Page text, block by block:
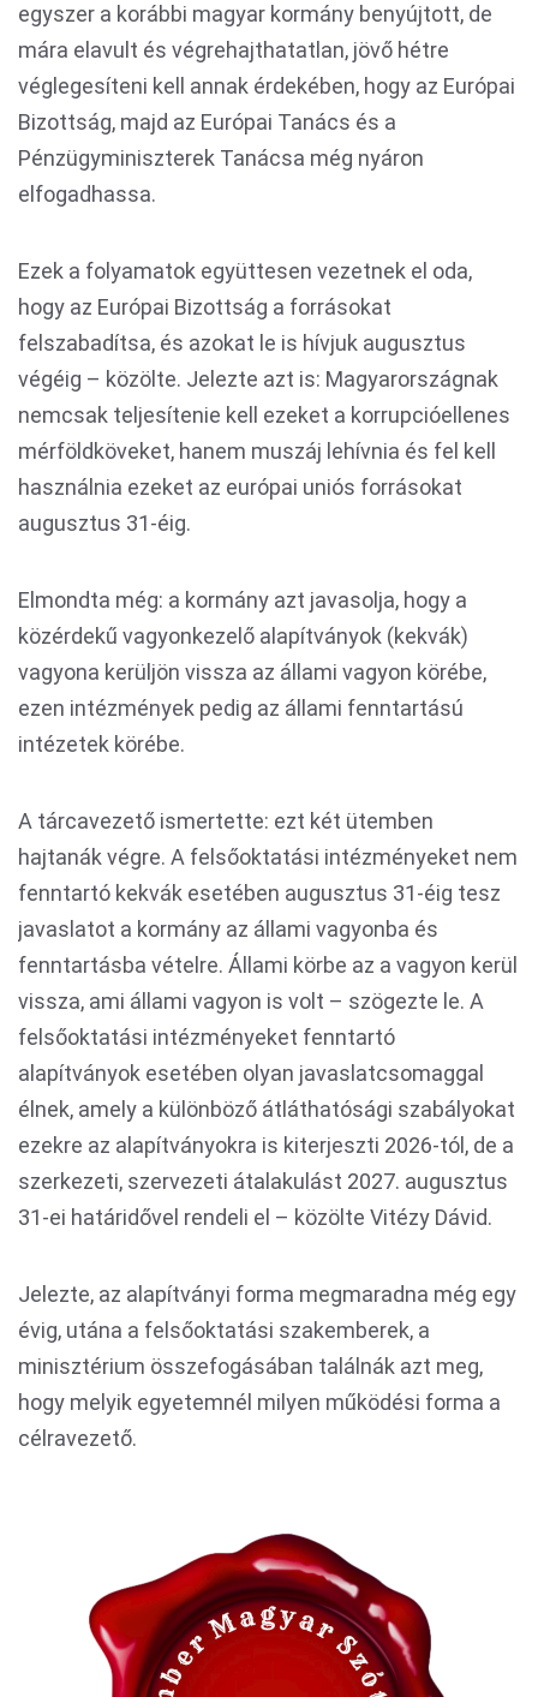
egyszer a korábbi magyar kormány benyújtott, de
mára elavult és végrehajthatatlan, jövő hétre
véglegesíteni kell annak érdekében, hogy az Európai
Bizottság, majd az Európai Tanács és a
Pénzügyminiszterek Tanácsa még nyáron
elfogadhassa.
Ezek a folyamatok együttesen vezetnek el oda,
hogy az Európai Bizottság a forrásokat
felszabadítsa, és azokat le is hívjuk augusztus
végéig – közölte. Jelezte azt is: Magyarországnak
nemcsak teljesítenie kell ezeket a korrupcióellenes
mérföldköveket, hanem muszáj lehívnia és fel kell
használnia ezeket az európai uniós forrásokat
augusztus 31-éig.
Elmondta még: a kormány azt javasolja, hogy a
közérdekű vagyonkezelő alapítványok (kekvák)
vagyona kerüljön vissza az állami vagyon körébe,
ezen intézmények pedig az állami fenntartású
intézetek körébe.
A tárcavezető ismertette: ezt két ütemben
hajtanák végre. A felsőoktatási intézményeket nem
fenntartó kekvák esetében augusztus 31-éig tesz
javaslatot a kormány az állami vagyonba és
fenntartásba vételre. Állami körbe az a vagyon kerül
vissza, ami állami vagyon is volt – szögezte le. A
felsőoktatási intézményeket fenntartó
alapítványok esetében olyan javaslatcsomaggal
élnek, amely a különböző átláthatósági szabályokat
ezekre az alapítványokra is kiterjeszti 2026-tól, de a
szerkezeti, szervezeti átalakulást 2027. augusztus
31-ei határidővel rendeli el – közölte Vitézy Dávid.
Jelezte, az alapítványi forma megmaradna még egy
évig, utána a felsőoktatási szakemberek, a
minisztérium összefogásában találnák azt meg,
hogy melyik egyetemnél milyen működési forma a
célravezető.